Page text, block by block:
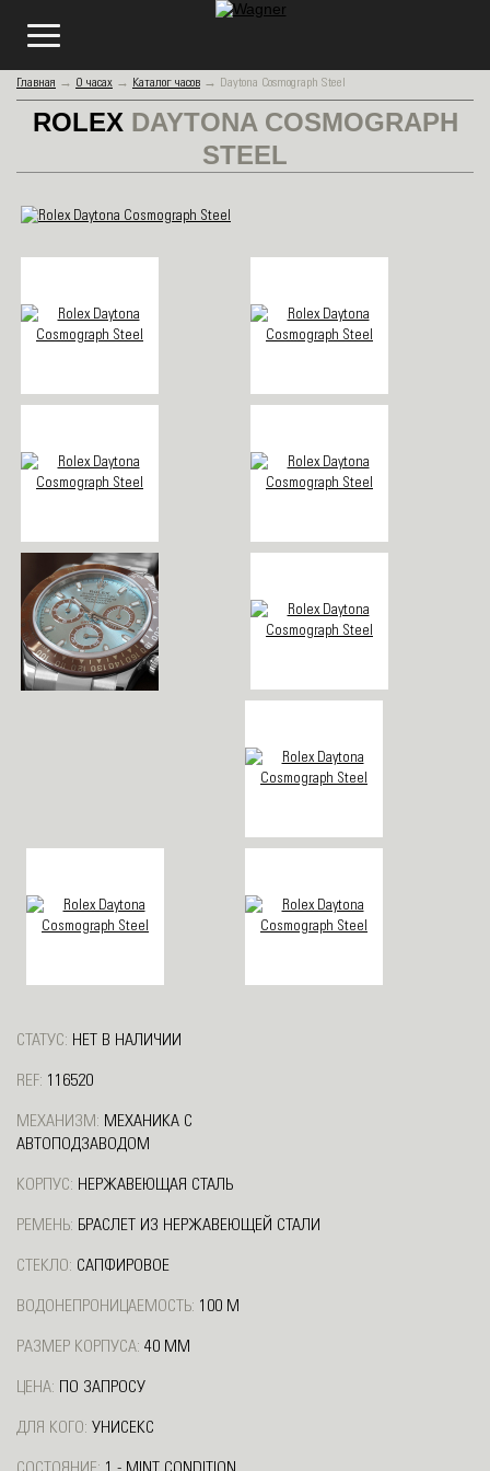
Главная → О часах → Каталог часов → Daytona Cosmograph Steel
ROLEX DAYTONA COSMOGRAPH
STEEL
СТАТУС: НЕТ В НАЛИЧИИ
REF: 116520
МЕХАНИЗМ: МЕХАНИКА С
АВТОПОДЗАВОДОМ
КОРПУС: НЕРЖАВЕЮЩАЯ СТАЛЬ
РЕМЕНЬ: БРАСЛЕТ ИЗ НЕРЖАВЕЮЩЕЙ СТАЛИ
СТЕКЛО: САПФИРОВОЕ
ВОДОНЕПРОНИЦАЕМОСТЬ: 100 М
РАЗМЕР КОРПУСА: 40 ММ
ЦЕНА: ПО ЗАПРОСУ
ДЛЯ КОГО: УНИСЕКС